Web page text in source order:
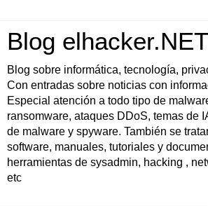
Blog elhacker.NET
Blog sobre informática, tecnología,
Con entradas sobre noticias con
Especial atención a todo tipo de
ransomware, ataques DDoS, temas de
de malware y spyware. También se
software, manuales, tutoriales y
herramientas de sysadmin, hacking ,
etc